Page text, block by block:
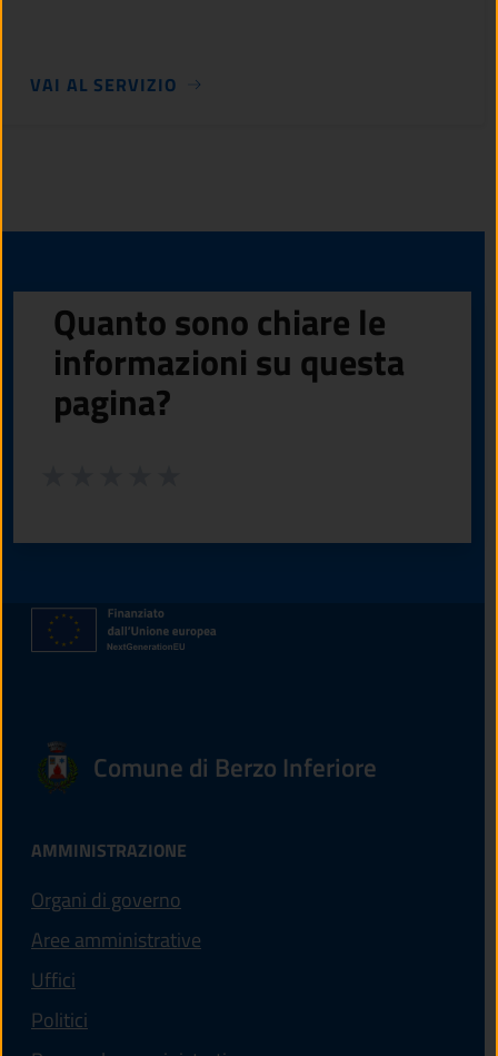
VAI AL SERVIZIO
Quanto sono chiare le
informazioni su questa
pagina?
Comune di Berzo Inferiore
AMMINISTRAZIONE
Organi di governo
Aree amministrative
Uffici
Politici